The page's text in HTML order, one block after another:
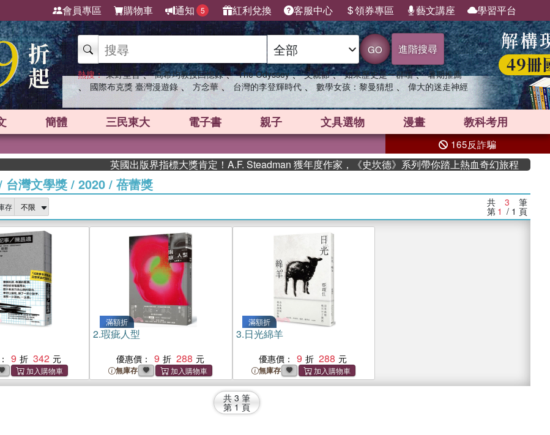
會員專區 購物車 通知 5 紅利兌換 客服中心 領券專區 藝文講座 學習平台
GO 進階搜尋
熱搜： 東野圭吾 、 高希均教授回憶錄 、 The Odyssey 、 父親節 、 如果歷史是一群喵 、 暑期推薦
、 國際布克獎 臺灣漫遊錄 、 方念華 、 台灣的李登輝時代 、 數學女孩：黎曼猜想 、 偉大的迷走神經
簡體 三民東大 電子書 親子 文具選物 漫畫 教科考用
165反詐騙
英國出版界指標大獎肯定！A.F. Steadman 獲年度作家，《史坎德》系列帶你踏上熱血奇幻旅程
台灣文學獎 / 2020 / 蓓蕾獎
存 共 3 筆
第 1 / 1 頁
9 342
滿額折
2.瑕疵人型
優惠價： 9 288
無庫存
滿額折
3.日光綿羊
優惠價： 9 288
無庫存
共 3 筆
第 1 頁